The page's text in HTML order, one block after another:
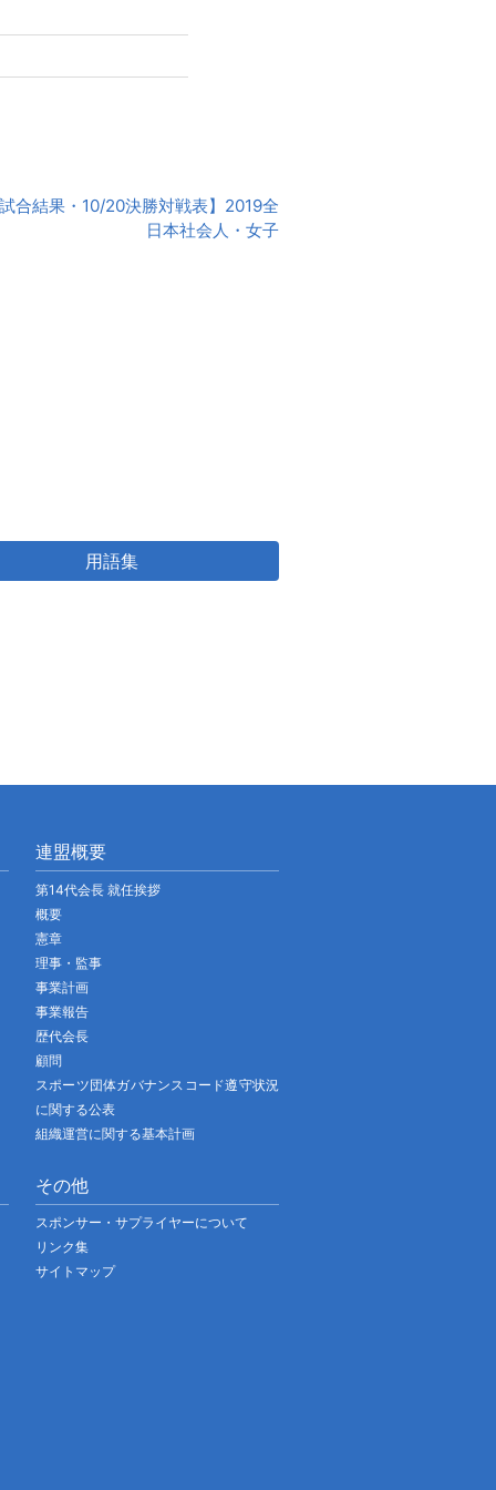
合結果・10/20決勝対戦表】2019全
日本社会人・女子
用語集
連盟概要
第14代会長 就任挨拶
概要
憲章
理事・監事
事業計画
事業報告
歴代会長
顧問
スポーツ団体ガバナンスコード遵守状況
に関する公表
組織運営に関する基本計画
その他
スポンサー・サプライヤーについて
リンク集
サイトマップ